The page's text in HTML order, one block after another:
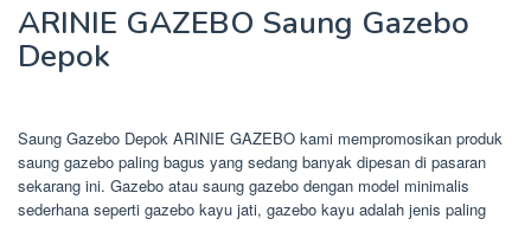
ARINIE GAZEBO Saung Gazebo
Depok
Saung Gazebo Depok ARINIE GAZEBO kami mempromosikan produk
saung gazebo paling bagus yang sedang banyak dipesan di pasaran
sekarang ini. Gazebo atau saung gazebo dengan model minimalis
sederhana seperti gazebo kayu jati, gazebo kayu adalah jenis paling